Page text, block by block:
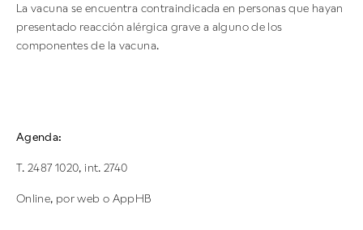
La vacuna se encuentra contraindicada en personas que hayan
presentado reacción alérgica grave a alguno de los
componentes de la vacuna.
Agenda:
T. 2487 1020, int. 2740
Online, por web o AppHB